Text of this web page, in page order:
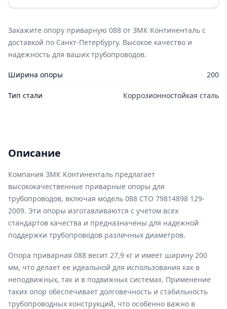
Закажите опору приварную 088 от ЗМК Континенталь с
доставкой по Санкт-Петербургу. Высокое качество и
надежность для ваших трубопроводов.
Ширина опоры 200
Тип стали Коррозионностойкая сталь
Описание
Компания ЗМК Континенталь предлагает
высококачественные приварные опоры для
трубопроводов, включая модель 088 СТО 79814898 129-
2009. Эти опоры изготавливаются с учетом всех
стандартов качества и предназначены для надежной
поддержки трубопроводов различных диаметров.
Опора приварная 088 весит 27,9 кг и имеет ширину 200
мм, что делает ее идеальной для использования как в
неподвижных, так и в подвижных системах. Применение
таких опор обеспечивает долговечность и стабильность
трубопроводных конструкций, что особенно важно в